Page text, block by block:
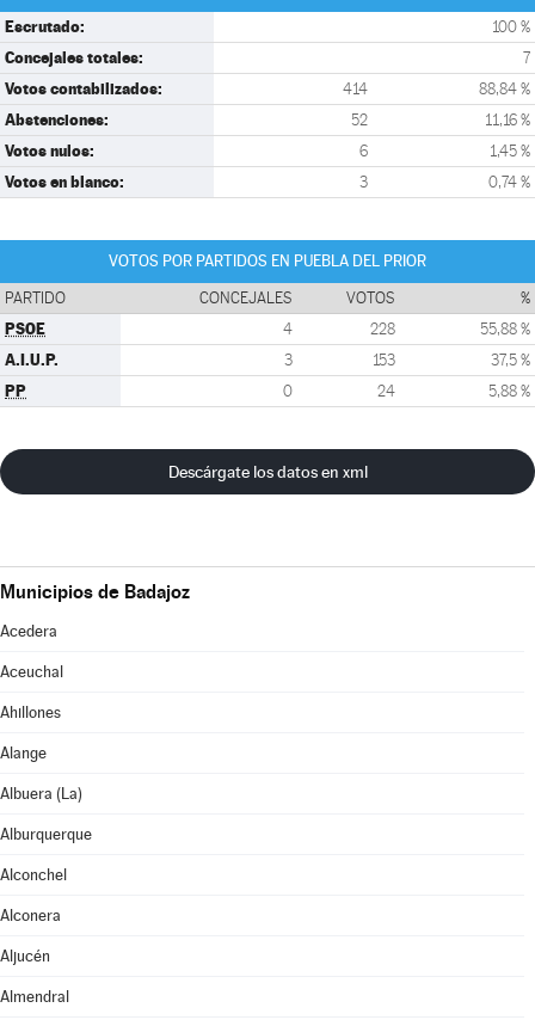
Escrutado: 100 %
Concejales totales: 7
Votos contabilizados: 414 88,84 %
Abstenciones: 52 11,16 %
Votos nulos: 6 1,45 %
Votos en blanco: 3 0,74 %
VOTOS POR PARTIDOS EN PUEBLA DEL PRIOR
PARTIDO CONCEJALES VOTOS %
PSOE 4 228 55,88 %
A.I.U.P. 3 153 37,5 %
PP 0 24 5,88 %
Descárgate los datos en xml
Municipios de Badajoz
Acedera
Aceuchal
Ahillones
Alange
Albuera (La)
Alburquerque
Alconchel
Alconera
Aljucén
Almendral